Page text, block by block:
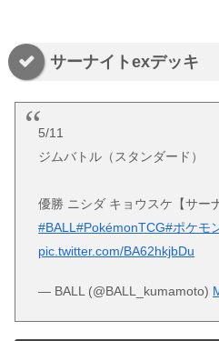
サーナイトexデッキ
5/11
ジムバトル（スタンダード）
優勝 ニシダ キョウスケ【サー
#BALL#PokémonTCG#ポケモ
pic.twitter.com/BA62hkjbDu
— BALL (@BALL_kumamoto)